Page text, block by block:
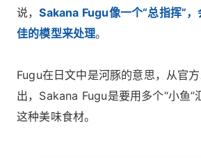
说，Sakana Fugu像一个“总指挥”
佳的模型来处理。
Fugu在日文中是河豚的意思，从官
出，Sakana Fugu是要用多个“小鱼”
这种美味食材。